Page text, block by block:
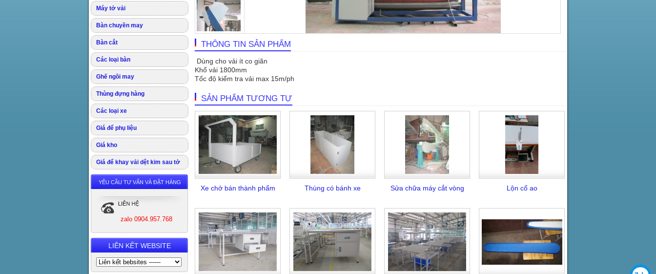
Máy tở vải
Bàn chuyền may
Bàn cắt
Các loại bàn
Ghế ngồi may
Thùng đựng hàng
Các loại xe
Giá để phụ liệu
Giá kho
Giá để khay vải dệt kim sau tở
YÊU CẦU TƯ VẤN VÀ ĐẶT HÀNG
zalo 0904.957.768
LIÊN KẾT WEBSITE
THÔNG TIN SẢN PHẨM
Dùng cho vải ít co giãn
Khổ vải 1800mm
Tốc độ kiểm tra vải max 15m/ph
SẢN PHẨM TƯƠNG TỰ
Xe chở bán thành phẩm Thùng có bánh xe Sửa chữa máy cắt vòng Lộn cổ ao